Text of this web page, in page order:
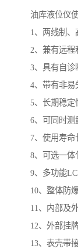
油库液位仪
1、两线制、
2、兼有远程
3、具有自诊
4、带有非易
5、长期稳定
6、可同时测
7、使用寿命
8、可选一体
9、多功能
10、整体防
11、内部及
12、外部挂
13、表壳带